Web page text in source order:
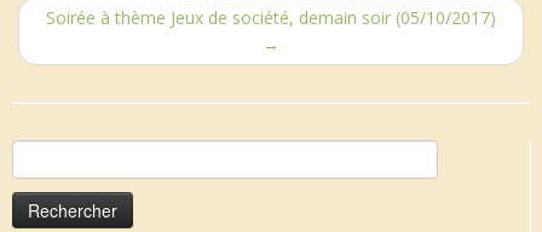
Soirée à thème Jeux de société, demain soir (05/10/2017)
→
Rechercher :